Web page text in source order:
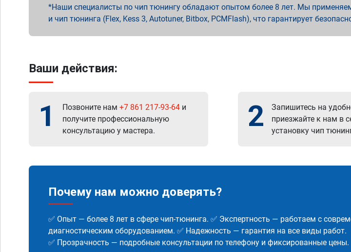
Наши специалисты по чип тюнингу обладают опытом более 8 лет. Мы
и чип тюнинга (Flex, Kess 3, Autotuner, Bitbox, PCMFlash), что гарантирует
Ваши действия:
1 Позвоните нам +7 861 217-93-64 и
получите профессиональную
консультацию у мастера.
2
Запишитесь на
приезжайте к нам в
установку чип
Почему нам можно доверять?
✅ Опыт — более 8 лет в сфере чип-тюнинга. ✅ Экспертность — работаем с
диагностическим оборудованием. ✅ Надежность — гарантия на все виды работ.
✅ Прозрачность — подробные консультации по телефону и фиксированные цены.